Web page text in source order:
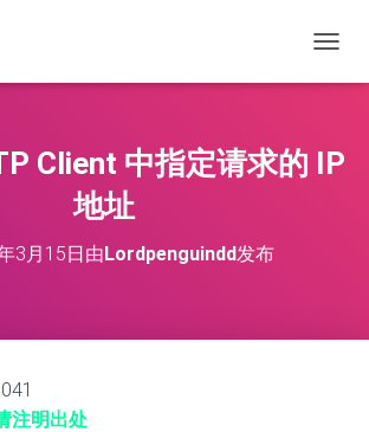
换
Client 中指定请求的 IP
地址
3月15日由Lordpenguindd发布
注明出处